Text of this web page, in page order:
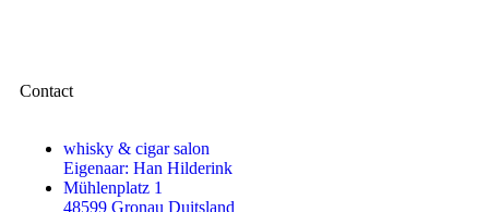
Contact
whisky & cigar salon
Eigenaar: Han Hilderink
Mühlenplatz 1
48599 Gronau Duitsland